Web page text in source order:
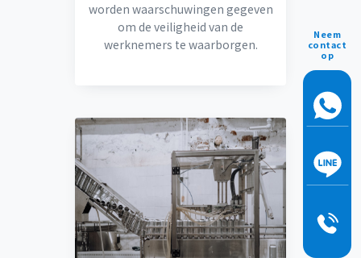
worden waarschuwingen gegeven
om de veiligheid van de
werknemers te waarborgen.
Neem
contact
op